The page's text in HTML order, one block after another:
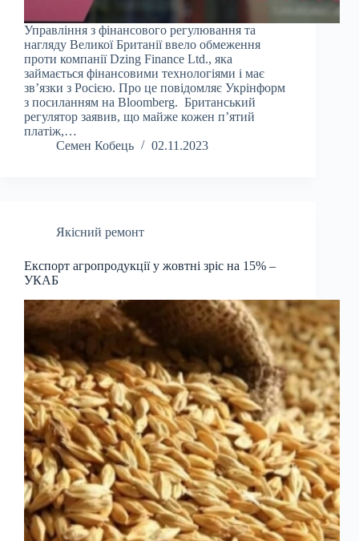
Управління з фінансового регулювання та
нагляду Великої Британії ввело обмеження
проти компанії Dzing Finance Ltd., яка
займається фінансовими технологіями і має
зв’язки з Росією. Про це повідомляє Укрінформ
з посиланням на Bloomberg. Британський
регулятор заявив, що майже кожен п’ятий
платіж,…
Семен Кобець
02.11.2023
Якісний ремонт
Експорт агропродукції у жовтні зріс на 15% –
УКАБ